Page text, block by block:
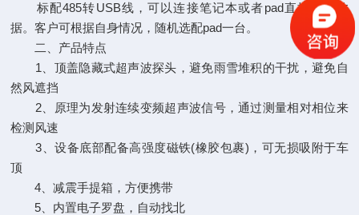
标配485转USB线，可以连接笔记本或者pad直接读取数
据。客户可根据自身情况，随机选配pad一台。
二、产品特点
1、顶盖隐藏式超声波探头，避免雨雪堆积的干扰，避免自
然风遮挡
2、原理为发射连续变频超声波信号，通过测量相对相位来
检测风速
3、设备底部配备高强度磁铁(橡胶包裹)，可无损吸附于车
顶
4、减震手提箱，方便携带
5、内置电子罗盘，自动找北